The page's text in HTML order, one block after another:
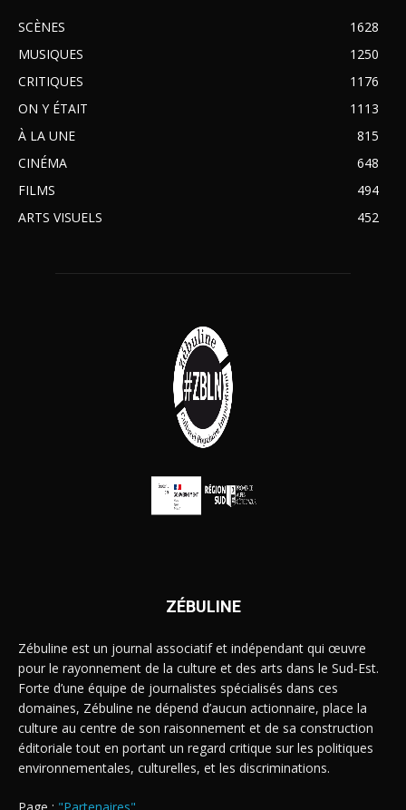
SCÈNES
1628
MUSIQUES
1250
CRITIQUES
1176
ON Y ÉTAIT
1113
À LA UNE
815
CINÉMA
648
FILMS
494
ARTS VISUELS
452
ZÉBULINE
Zébuline est un journal associatif et indépendant qui œuvre
pour le rayonnement de la culture et des arts dans le Sud-Est.
Forte d’une équipe de journalistes spécialisés dans ces
domaines, Zébuline ne dépend d’aucun actionnaire, place la
culture au centre de son raisonnement et de sa construction
éditoriale tout en portant un regard critique sur les politiques
environnementales, culturelles, et les discriminations.